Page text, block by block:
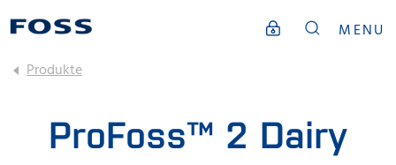
MENU
Produkte
ProFoss™ 2 Dairy